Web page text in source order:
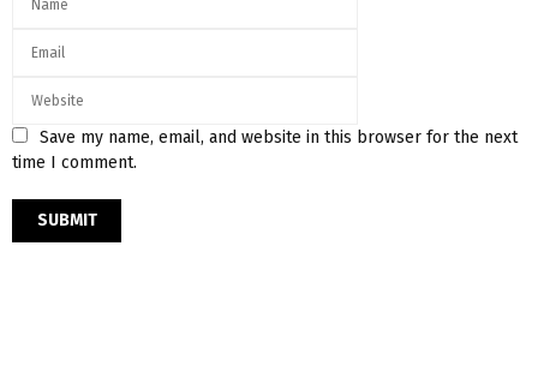
Save my name, email, and website in this browser for the next
time I comment.